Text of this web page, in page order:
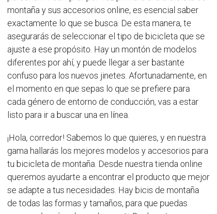
montaña y sus accesorios online, es esencial saber
exactamente lo que se busca. De esta manera, te
asegurarás de seleccionar el tipo de bicicleta que se
ajuste a ese propósito. Hay un montón de modelos
diferentes por ahí, y puede llegar a ser bastante
confuso para los nuevos jinetes. Afortunadamente, en
el momento en que sepas lo que se prefiere para
cada género de entorno de conducción, vas a estar
listo para ir a buscar una en línea.
¡Hola, corredor! Sabemos lo que quieres, y en nuestra
gama hallarás los mejores modelos y accesorios para
tu bicicleta de montaña. Desde nuestra tienda online
queremos ayudarte a encontrar el producto que mejor
se adapte a tus necesidades. Hay bicis de montaña
de todas las formas y tamaños, para que puedas